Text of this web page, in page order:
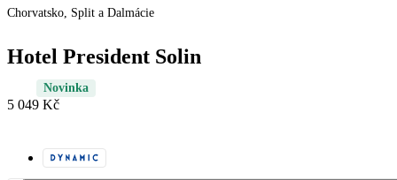
Chorvatsko, Split a Dalmácie
Hotel President Solin
Novinka
5 049 Kč